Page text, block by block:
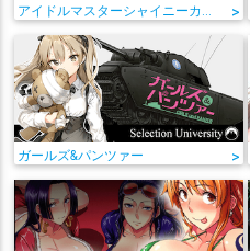
>
ガールズ&パンツァー >